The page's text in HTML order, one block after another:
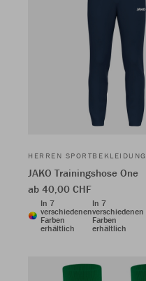
HERREN SPORTBEKLEIDUNG
JAKO Trainingshose One
ab 40,00 CHF
In 7
verschiedenen
Farben
erhältlich
In 7
verschiedenen
Farben
erhältlich